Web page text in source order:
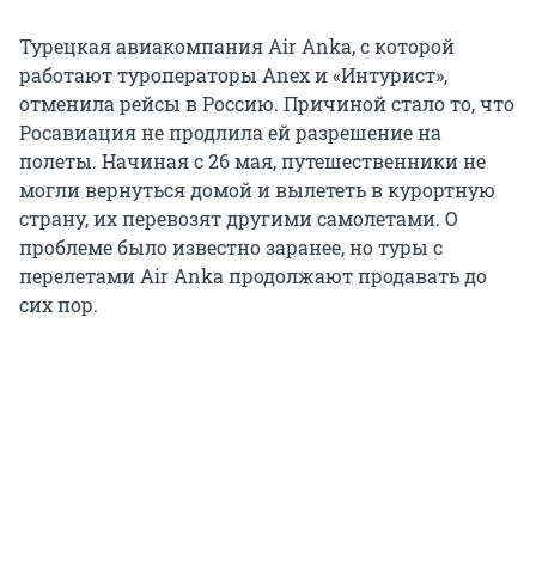
Турецкая авиакомпания Air Anka, с которой
работают туроператоры Anex и «Интурист»,
отменила рейсы в Россию. Причиной стало то, что
Росавиация не продлила ей разрешение на
полеты. Начиная с 26 мая, путешественники не
могли вернуться домой и вылететь в курортную
страну, их перевозят другими самолетами. О
проблеме было известно заранее, но туры с
перелетами Air Anka продолжают продавать до
сих пор.